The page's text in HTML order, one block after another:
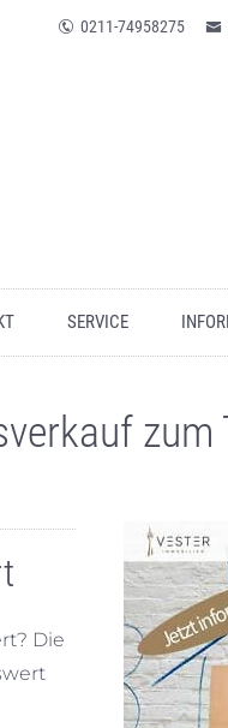
0211-74958275
SERVICE
zum
Die